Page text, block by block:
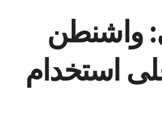
واشنطن
استخدام